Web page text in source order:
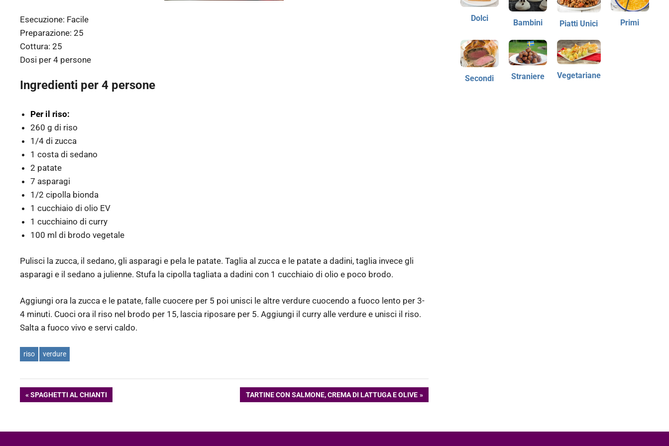
Esecuzione: Facile
Preparazione: 25
Cottura: 25
Dosi per 4 persone
Ingredienti per 4 persone
Per il riso:
260 g di riso
1/4 di zucca
1 costa di sedano
2 patate
7 asparagi
1/2 cipolla bionda
1 cucchiaio di olio EV
1 cucchiaino di curry
100 ml di brodo vegetale
Pulisci la zucca, il sedano, gli asparagi e pela le patate. Taglia al zucca e le patate a dadini, taglia invece gli
asparagi e il sedano a julienne. Stufa la cipolla tagliata a dadini con 1 cucchiaio di olio e poco brodo.
Aggiungi ora la zucca e le patate, falle cuocere per 5 poi unisci le altre verdure cuocendo a fuoco lento per 3-
4 minuti. Cuoci ora il riso nel brodo per 15, lascia riposare per 5. Aggiungi il curry alle verdure e unisci il riso.
Salta a fuoco vivo e servi caldo.
riso verdure
Navigazione
ARTICOLO
SPAGHETTI AL CHIANTI
ARTICOLO
TARTINE CON SALMONE, CREMA DI LATTUGA E OLIVE
Dolci Bambini Piatti Unici Primi
Secondi Straniere Vegetariane